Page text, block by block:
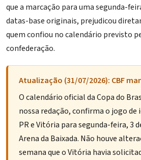
que a marcação para uma segunda-
datas-base originais, prejudicou
quem confiou no calendário previsto
confederação.
Atualização (31/07/2026): CBF
O calendário oficial da Copa do
nossa redação, confirma o jogo
PR e Vitória para segunda-feira, 3
Arena da Baixada. Não houve
semana que o Vitória havia